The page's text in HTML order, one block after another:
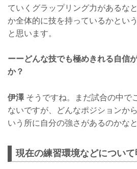
ていくグラップリング力があるな
か全体的に技を持っているかとい
と思います。
ーーどんな技でも極めきれる自信
か？
伊澤そうですね。まだ試合の中で
ないですが、どんなポジションか
いう所に自分の強さがあるのかな
現在の練習環境などについ